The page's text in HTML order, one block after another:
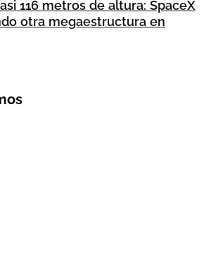
116 metros de altura: SpaceX
otra megaestructura en